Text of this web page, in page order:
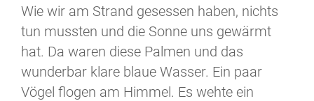
Wie wir am Strand gesessen haben, nichts
tun mussten und die Sonne uns gewärmt
hat. Da waren diese Palmen und das
wunderbar klare blaue Wasser. Ein paar
Vögel flogen am Himmel. Es wehte ein